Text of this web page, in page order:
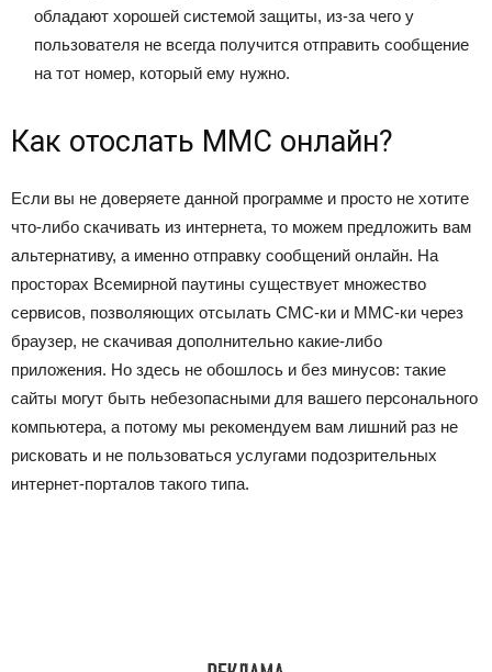
обладают хорошей системой защиты, из-за чего у
пользователя не всегда получится отправить сообщение
на тот номер, который ему нужно.
Как отослать ММС онлайн?
Если вы не доверяете данной программе и просто не хотите
что-либо скачивать из интернета, то можем предложить вам
альтернативу, а именно отправку сообщений онлайн. На
просторах Всемирной паутины существует множество
сервисов, позволяющих отсылать СМС-ки и ММС-ки через
браузер, не скачивая дополнительно какие-либо
приложения. Но здесь не обошлось и без минусов: такие
сайты могут быть небезопасными для вашего персонального
компьютера, а потому мы рекомендуем вам лишний раз не
рисковать и не пользоваться услугами подозрительных
интернет-порталов такого типа.